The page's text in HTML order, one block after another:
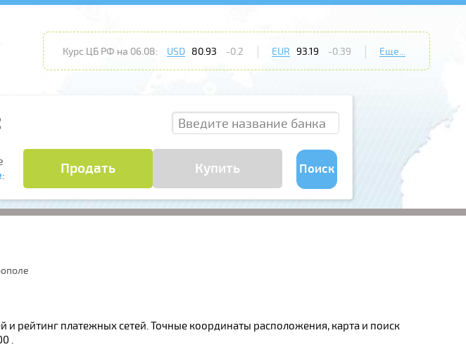
Курс ЦБ РФ на 06.08: USD 80.93 -0.2 EUR 93.19 -0.39 Еще...
: Продать Купить Поиск
рейтинг платежных сетей. Точные координаты расположения, карта и поиск
.